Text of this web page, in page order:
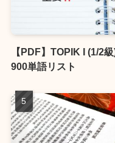
【PDF】TOPIK I (1/2
900単語リスト